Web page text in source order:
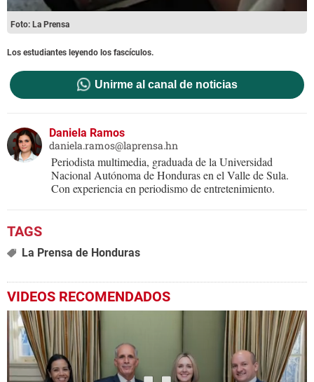
Foto: La Prensa
Los estudiantes leyendo los fascículos.
Unirme al canal de noticias
Daniela Ramos
daniela.ramos@laprensa.hn
Periodista multimedia, graduada de la Universidad
Nacional Autónoma de Honduras en el Valle de Sula.
Con experiencia en periodismo de entretenimiento.
La Prensa de Honduras
VIDEOS RECOMENDADOS